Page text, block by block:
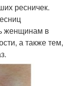
ресничек.
женщинам в
а также тем,